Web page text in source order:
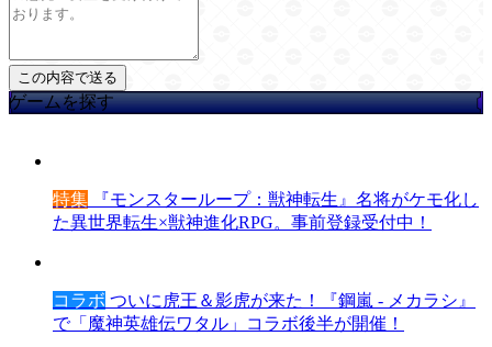
ゲームを探す
特集 『モンスターループ：獣神転生』名将がケモ化し
た異世界転生×獣神進化RPG。事前登録受付中！
コラボ ついに虎王＆影虎が来た！『鋼嵐 - メカラシ』
で「魔神英雄伝ワタル」コラボ後半が開催！